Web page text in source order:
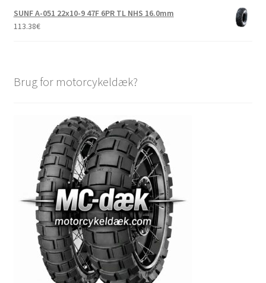
SUNF A-051 22x10-9 47F 6PR TL NHS 16.0mm
113.38€
Brug for motorcykeldæk?